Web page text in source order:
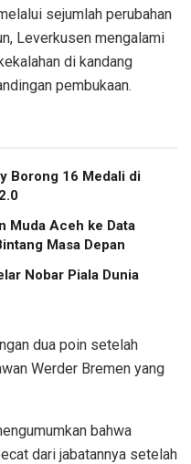
sejumlah perubahan
Leverkusen mengalami
di kandang
pembukaan.
Borong 16 Medali di
Muda Aceh ke Data
Masa Depan
Nobar Piala Dunia
dua poin setelah
Werder Bremen yang
bahwa
dari jabatannya setelah